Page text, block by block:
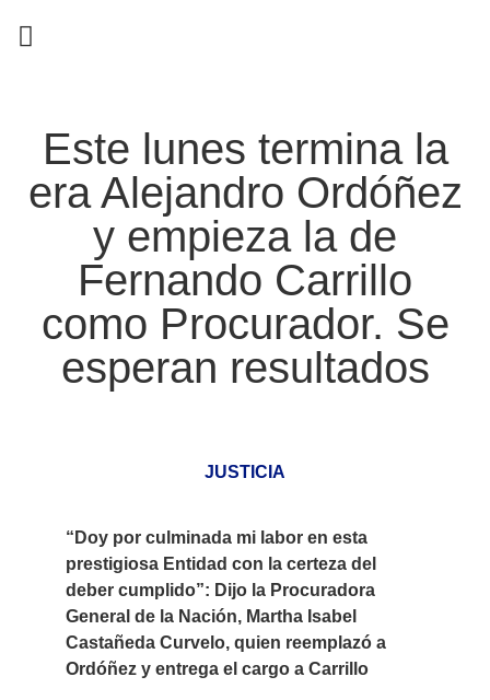
Este lunes termina la
era Alejandro Ordóñez
y empieza la de
Fernando Carrillo
como Procurador. Se
esperan resultados
JUSTICIA
“Doy por culminada mi labor en esta
prestigiosa Entidad con la certeza del
deber cumplido”: Dijo la Procuradora
General de la Nación, Martha Isabel
Castañeda Curvelo, quien reemplazó a
Ordóñez y entrega el cargo a Carrillo